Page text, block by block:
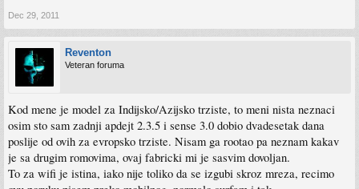
Dec 29, 2011
Reventon
Veteran foruma
Kod mene je model za Indijsko/Azijsko trziste, to meni nista neznaci
osim sto sam zadnji apdejt 2.3.5 i sense 3.0 dobio dvadesetak dana
poslije od ovih za evropsko trziste. Nisam ga rootao pa neznam kakav
je sa drugim romovima, ovaj fabricki mi je sasvim dovoljan.
To za wifi je istina, iako nije toliko da se izgubi skroz mreza, recimo